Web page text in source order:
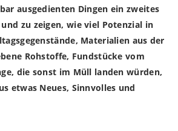
ausgedienten Dingen ein zweites
zu zeigen, wie viel Potenzial in
Materialien aus der
Rohstoffe, Fundstücke vom
die sonst im Müll landen würden,
etwas Neues, Sinnvolles und